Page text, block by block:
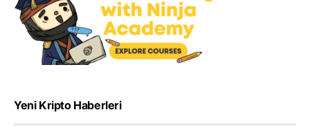
Yeni Kripto Haberleri